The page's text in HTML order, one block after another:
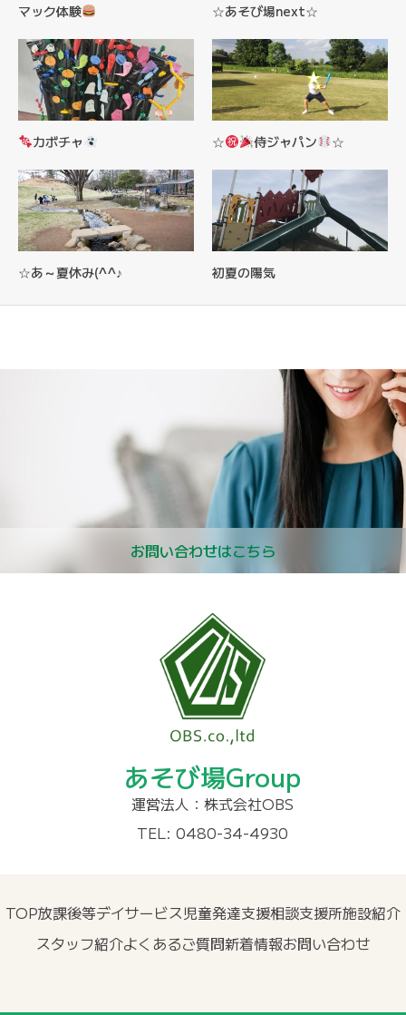
マック体験 ☆あそび場next☆
カボチャ ☆ 侍ジャパン ☆
☆あ～夏休み(^^♪ 初夏の陽気
お問い合わせはこちら
あそび場Group
運営法人：株式会社OBS
TEL: 0480-34-4930
TOP放課後等デイサービス児童発達支援相談支援所施設紹介
スタッフ紹介よくあるご質問新着情報お問い合わせ